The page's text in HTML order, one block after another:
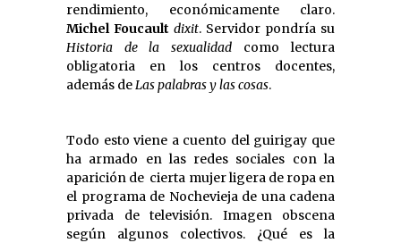
rendimiento, económicamente claro.
Michel Foucault dixit. Servidor pondría su
Historia de la sexualidad como lectura
obligatoria en los centros docentes,
además deLas palabras y las cosas.
Todo esto viene a cuento del guirigay que
ha armado en las redes sociales con la
aparición de cierta mujer ligera de ropa en
el programa de Nochevieja de una cadena
privada de televisión. Imagen obscena
según algunos colectivos. ¿Qué es la